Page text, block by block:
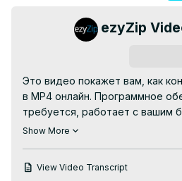
ezyZip
Это видео покажет вам, как
в MP4 онлайн. Программное
требуется, работает с вашим
Перейдите по адресу:
чтобы открыть окно выбора
Show More
View Video Transcript